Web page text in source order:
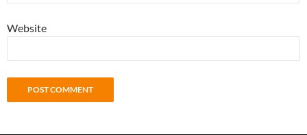
Website